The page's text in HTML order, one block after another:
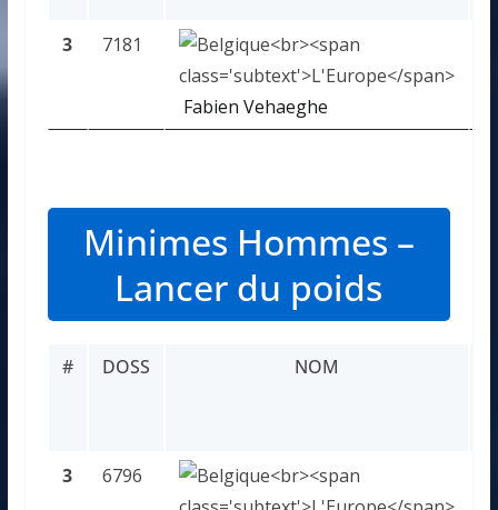
3 7181
Fabien Vehaeghe
Minimes Hommes –
Lancer du poids
# DOSS NOM
3 6796